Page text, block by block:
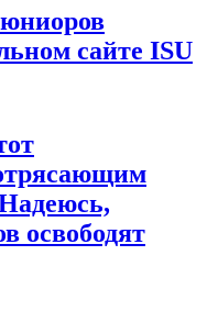
сайте ISU
освободят